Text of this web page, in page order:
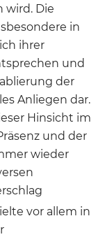
wird. Die
in
ihrer
und
der
Anliegen dar.
Hinsicht im
und der
wieder
vor allem in